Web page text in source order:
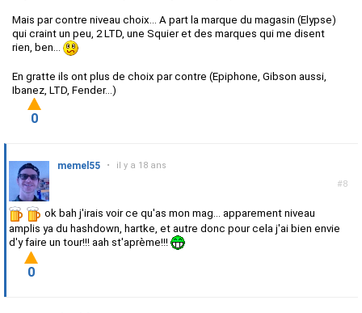
Mais par contre niveau choix... A part la marque du magasin (Elypse)
qui craint un peu, 2 LTD, une Squier et des marques qui me disent
rien, ben...
En gratte ils ont plus de choix par contre (Epiphone, Gibson aussi,
Ibanez, LTD, Fender...)
0
#8
memel55 • il y a 18 ans
ok bah j'irais voir ce qu'as mon mag... apparement niveau
amplis ya du hashdown, hartke, et autre donc pour cela j'ai bien envie
d'y faire un tour!!! aah st'aprème!!!
0